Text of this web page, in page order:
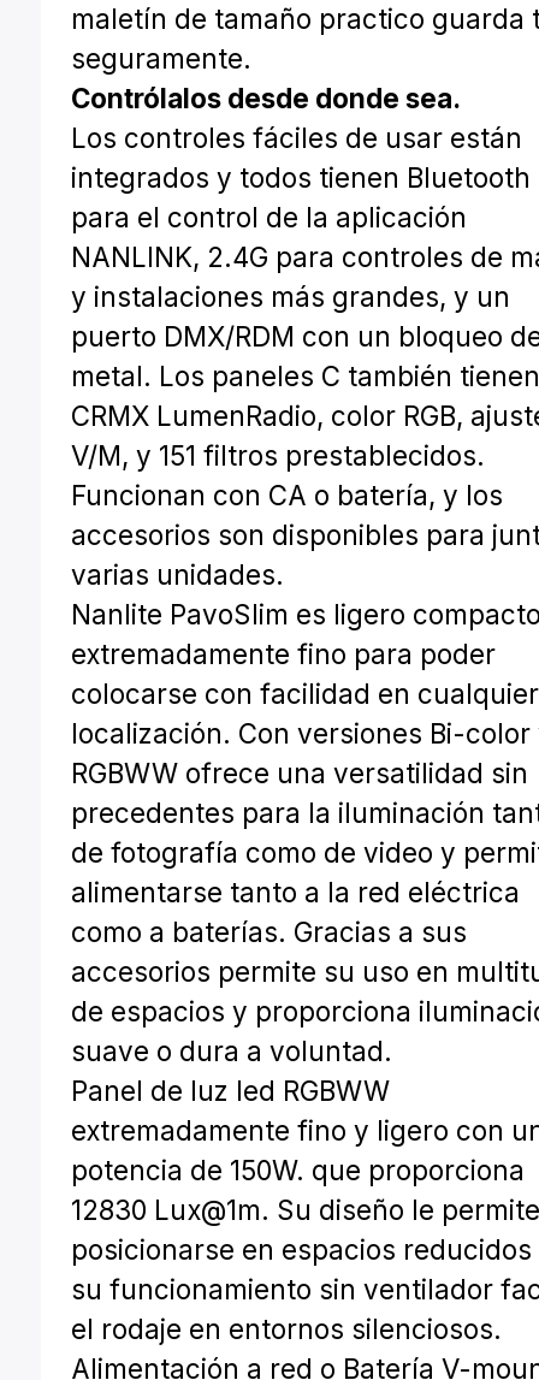
maletín de tamaño practico guarda
seguramente.
Contrólalos desde donde sea.
Los controles fáciles de usar están
integrados y todos tienen Bluetooth
para el control de la aplicación
NANLINK, 2.4G para controles de
y instalaciones más grandes, y un
puerto DMX/RDM con un bloqueo
metal. Los paneles C también
CRMX LumenRadio, color RGB,
V/M, y 151 filtros prestablecidos.
Funcionan con CA o batería, y los
accesorios son disponibles para
varias unidades.
Nanlite PavoSlim es ligero
extremadamente fino para poder
colocarse con facilidad en cualquier
localización. Con versiones Bi-color
RGBWW ofrece una versatilidad sin
precedentes para la iluminación
de fotografía como de video y
alimentarse tanto a la red eléctrica
como a baterías. Gracias a sus
accesorios permite su uso en
de espacios y proporciona
suave o dura a voluntad.
Panel de luz led RGBWW
extremadamente fino y ligero con
potencia de 150W. que proporciona
12830 Lux@1m. Su diseño le
posicionarse en espacios reducidos
su funcionamiento sin ventilador
el rodaje en entornos silenciosos.
Alimentación a red o Batería V-